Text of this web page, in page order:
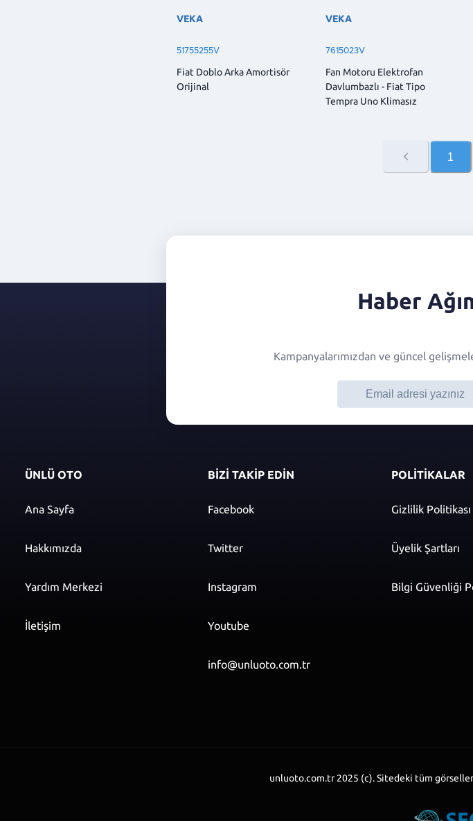
VEKA
51755255V
Fiat Doblo Arka Amortisör
Orijinal
VEKA
7615023V
Fan Motoru Elektrofan
Davlumbazlı - Fiat Tipo
Tempra Uno Klimasız
1
Haber
Kampanyalarımızdan ve güncel
ÜNLÜ OTO
Ana Sayfa
Hakkımızda
Yardım Merkezi
İletişim
BİZİ TAKİP EDİN
Facebook
Twitter
Instagram
Youtube
info@unluoto.com.tr
POLİTİKALAR
Gizlilik Politikası
Üyelik Şartları
Bilgi Güvenliği
unluoto.com.tr 2025 (c). Sitedeki tüm